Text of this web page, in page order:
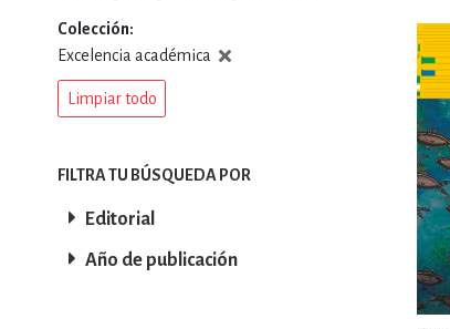
DEPORTES
ESTILOS DE
Colección
Excelencia académica
Limpiar todo
FILTRA TU BÚSQUEDA POR
Editorial
Año de publicación